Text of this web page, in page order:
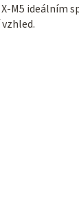
M5 ideálním